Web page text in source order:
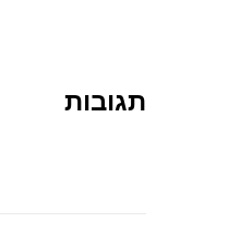
תגובות